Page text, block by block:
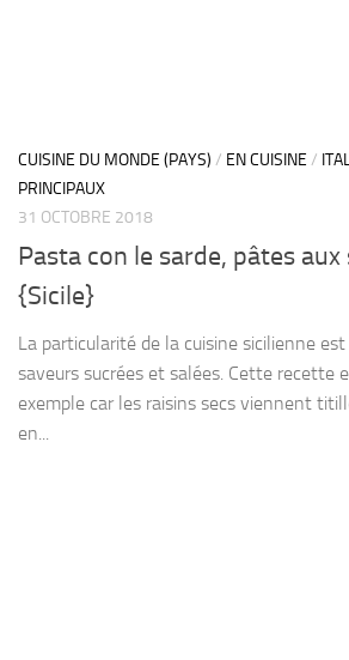
CUISINE DU MONDE (PAYS) / EN CUISINE /
PRINCIPAUX
31 OCTOBRE 2018
Pasta con le sarde, pâtes
{Sicile}
La particularité de la cuisine sicilienne est
saveurs sucrées et salées. Cette recette
exemple car les raisins secs viennent
en...